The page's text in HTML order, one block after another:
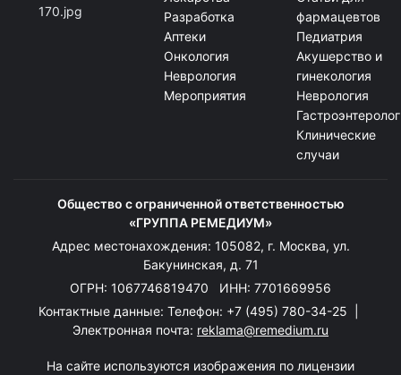
Разработка
Аптеки
Онкология
Неврология
Мероприятия
фармацевтов
Педиатрия
Акушерство и
гинекология
Неврология
Клинические
случаи
Общество с ограниченной ответственностью
«ГРУППА РЕМЕДИУМ»
Адрес местонахождения: 105082, г. Москва, ул.
Бакунинская, д. 71
ОГРН: 1067746819470 ИНН: 7701669956
Контактные данные: Телефон: +7 (495) 780-34-25
Электронная почта: reklama@remedium.ru
На сайте используются изображения по лицензии